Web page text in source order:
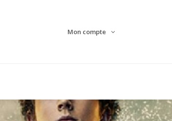
Mon compte